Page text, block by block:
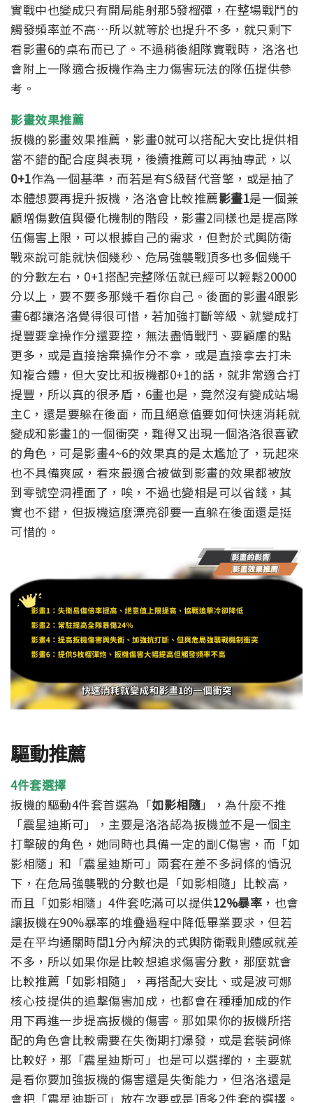
實戰中也變成只有開局能射那5發榴彈，在整場戰鬥的
觸發頻率並不高…所以就等於也提升不多，就只剩下
看影畫6的桌布而已了。不過稍後組隊實戰時，洛洛也
會附上一隊適合扳機作為主力傷害玩法的隊伍提供參
考。
影畫效果推薦
扳機的影畫效果推薦，影畫0就可以搭配大安比提供相
當不錯的配合度與表現，後續推薦可以再抽專武，以
0+1作為一個基準，而若是有S級替代音擎，或是抽了
本體想要再提升扳機，洛洛會比較推薦影畫1是一個兼
顧增傷數值與優化機制的階段，影畫2同樣也是提高隊
伍傷害上限，可以根據自己的需求，但對於式輿防衛
戰來說可能就快個幾秒、危局強襲戰頂多也多個幾千
的分數左右，0+1搭配完整隊伍就已經可以輕鬆20000
分以上，要不要多那幾千看你自己。 後面的影畫4跟影
畫6都讓洛洛覺得很可惜，若加強打斷等級、就變成打
提豐要拿操作分還要控，無法盡情戰鬥、要顧慮的點
更多，或是直接捨棄操作分不拿，或是直接拿去打未
知複合體，但大安比和扳機都0+1的話，就非常適合打
提豐，所以真的很矛盾，6畫也是，竟然沒有變成站場
主C，還是要躲在後面，而且絕意值要如何快速消耗就
變成和影畫1的一個衝突，難得又出現一個洛洛很喜歡
的角色，可是影畫4~6的效果真的是太尷尬了，玩起來
也不具備爽感，看來最適合被做到影畫的效果都被放
到零號空洞裡面了，唉，不過也變相是可以省錢，其
實也不錯，但扳機這麼漂亮卻要一直躲在後面還是挺
可惜的。
驅動推薦
4件套選擇
扳機的驅動4件套首選為「如影相隨」，為什麼不推
「震星迪斯可」，主要是洛洛認為扳機並不是一個主
打擊破的角色，她同時也具備一定的副C傷害，而「如
影相隨」和「震星迪斯可」兩套在差不多詞條的情況
下，在危局強襲戰的分數也是「如影相隨」比較高，
而且「如影相隨」4件套吃滿可以提供12%暴率 ，也會
讓扳機在90%暴率的堆疊過程中降低畢業要求，但若
是在平均通關時間1分內解決的式輿防衛戰則體感就差
不多，所以如果你是比較想追求傷害分數，那麼就會
比較推薦「如影相隨」，再搭配大安比、或是波可娜
核心技提供的追擊傷害加成，也都會在種種加成的作
用下再進一步提高扳機的傷害。那如果你的扳機所搭
配的角色會比較需要在失衡期打爆發，或是套裝詞條
比較好，那「震星迪斯可」也是可以選擇的，主要就
是看你要加強扳機的傷害還是失衡能力，但洛洛還是
會把「震星迪斯可」放在次要或是頂多2件套的選擇。